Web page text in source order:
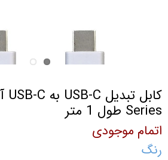
Series طول 1 متر
اتمام موجودی
رنگ